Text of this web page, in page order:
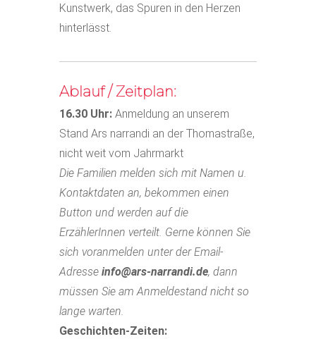
Kunstwerk, das Spuren in den Herzen
hinterlässt.
Ablauf / Zeitplan:
16.30 Uhr: Anmeldung an unserem
Stand Ars narrandi an der Thomastraße,
nicht weit vom Jahrmarkt
Die Familien melden sich mit Namen u.
Kontaktdaten an, bekommen einen
Button und werden auf die
ErzählerInnen verteilt. Gerne können Sie
sich voranmelden unter der Email-
Adresse info@ars-narrandi.de, dann
müssen Sie am Anmeldestand nicht so
lange warten.
Geschichten-Zeiten: